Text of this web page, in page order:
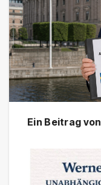
Ein Beitrag von